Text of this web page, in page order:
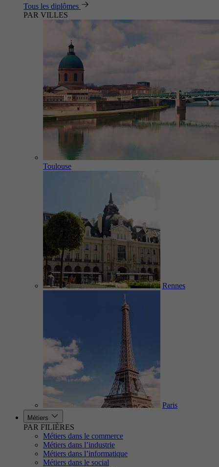
Tous les diplômes
PAR VILLES
Toulouse
Rennes
Paris
Métiers
PAR FILIÈRES
Métiers dans le commerce
Métiers dans l’industrie
Métiers dans l’informatique
Métiers dans le social